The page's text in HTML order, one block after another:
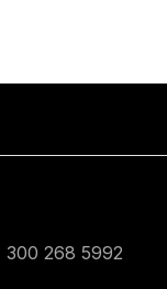
300 268 5992